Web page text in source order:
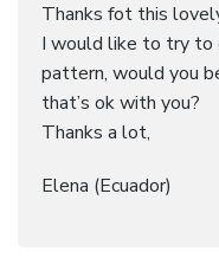
Thanks fot this
I would like to try to
pattern, would you
that’s ok with you?
Thanks a lot,
Elena (Ecuador)